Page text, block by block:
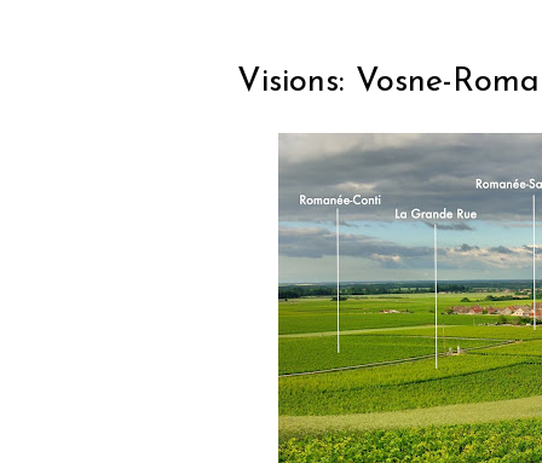
Visions: Vosne-